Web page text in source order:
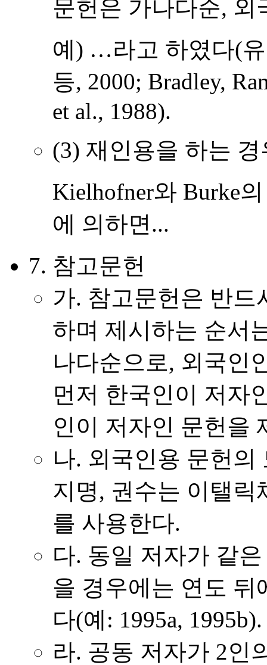
문헌은 가나다순, 외
예) …라고 하였다(
등, 2000; Bradley,
et al., 1988).
(3) 재인용을 하는 경
Kielhofner와 Burke
에 의하면...
7. 참고문헌
가. 참고문헌은 반드
하며 제시하는 순서
나다순으로, 외국인
먼저 한국인이 저자
인이 저자인 문헌을
나. 외국인용 문헌의
지명, 권수는 이탤릭
를 사용한다.
다. 동일 저자가 같
을 경우에는 연도 뒤
다(예: 1995a, 1995b).
라. 공동 저자가 2인